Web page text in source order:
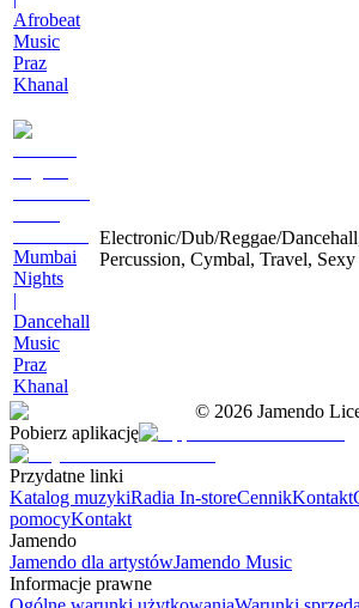
Afrobeat
Music
Praz
Khanal
Mumbai
Nights
|
Dancehall
Music
Praz
Khanal
Electronic/Dub/Reggae/
Percussion, Cymbal, Travel, Sexy
© 2026 Jamendo
Pobierz aplikację
Przydatne linki
Katalog muzykiRadia In-storeCennikKontakt
pomocyKontakt
Jamendo
Jamendo dla artystówJamendo Music
Informacje prawne